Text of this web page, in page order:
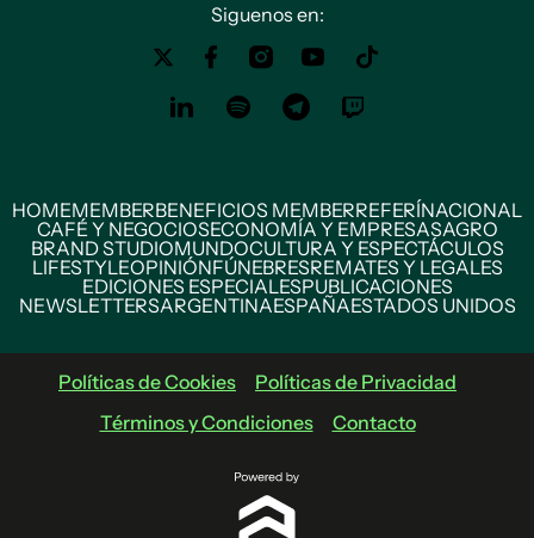
Siguenos en:
HOMEMEMBERBENEFICIOS MEMBERREFERÍNACIONAL
CAFÉ Y NEGOCIOSECONOMÍA Y EMPRESASAGRO
BRAND STUDIOMUNDOCULTURA Y ESPECTÁCULOS
LIFESTYLEOPINIÓNFÚNEBRESREMATES Y LEGALES
EDICIONES ESPECIALESPUBLICACIONES
NEWSLETTERSARGENTINAESPAÑAESTADOS UNIDOS
Políticas de Cookies
Políticas de Privacidad
Términos y Condiciones
Contacto